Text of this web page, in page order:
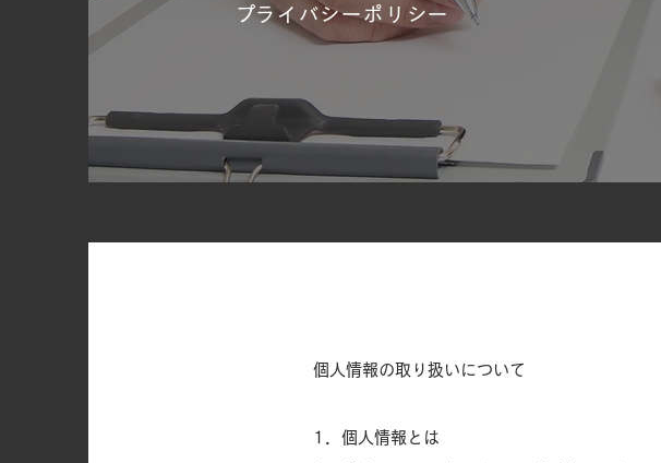
​プライバシーポリシー
個人情報の取り扱いについて
1．個人情報とは